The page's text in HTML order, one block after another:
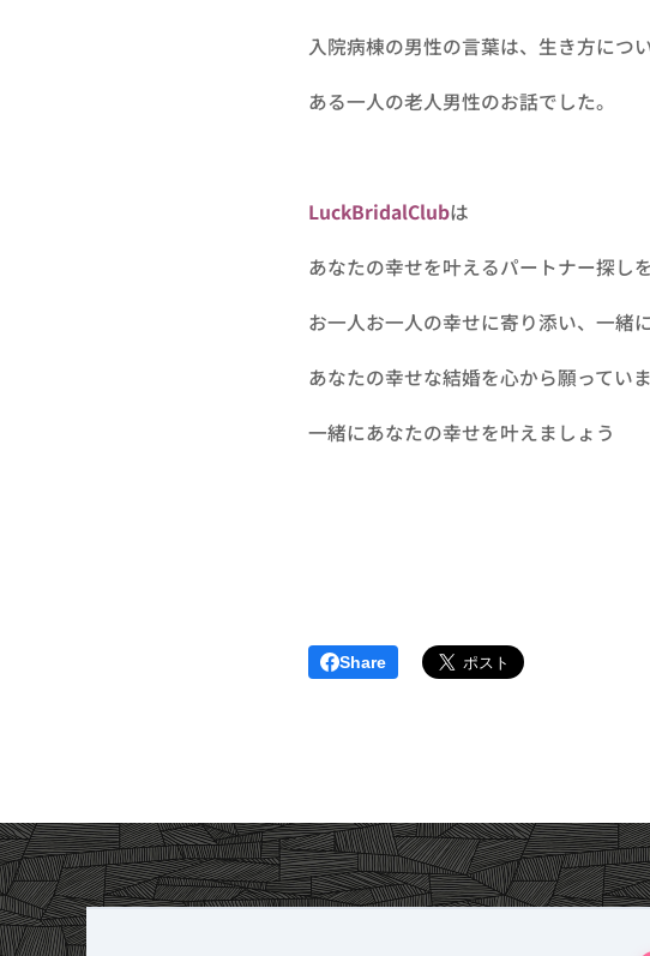
入院病棟の男性の言葉は、生き方につ
ある一人の老人男性のお話でした。
LuckBridalClubは
あなたの幸せを叶えるパートナー探し
お一人お一人の幸せに寄り添い、一緒
あなたの幸せな結婚を心から願っていま
一緒にあなたの幸せを叶えましょう🌷
Share